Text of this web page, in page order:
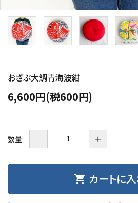
おざぶ大鯛青海波紺
6,600円(税600円)
数量 － ＋
shopping_cart カートに